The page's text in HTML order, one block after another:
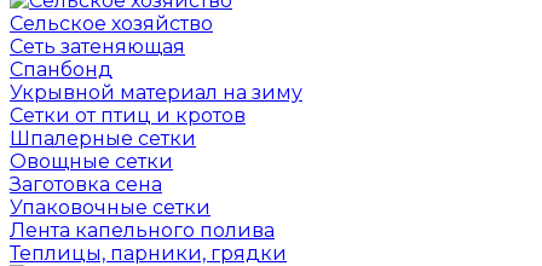
Сельское хозяйство
Сеть затеняющая
Спанбонд
Укрывной материал на зиму
Сетки от птиц и кротов
Шпалерные сетки
Овощные сетки
Заготовка сена
Упаковочные сетки
Лента капельного полива
Теплицы, парники, грядки